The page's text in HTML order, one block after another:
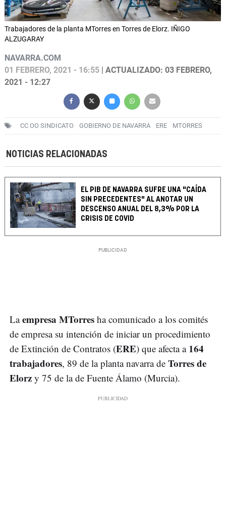
Trabajadores de la planta MTorres en Torres de Elorz. IÑIGO
ALZUGARAY
NAVARRA.COM
01 FEBRERO, 2021 - 16:55 | ACTUALIZADO: 03 FEBRERO,
2021 - 12:27
CC OO SINDICATO GOBIERNO DE NAVARRA ERE MTORRES
NOTICIAS RELACIONADAS
EL PIB DE NAVARRA SUFRE UNA "CAÍDA
SIN PRECEDENTES" AL ANOTAR UN
DESCENSO ANUAL DEL 8,3% POR LA
CRISIS DE COVID
Laempresa MTorres ha comunicado a los comités
de empresa su intención de iniciar un procedimiento
de Extinción de Contratos (ERE) que afecta a 164
trabajadores, 89 de la planta navarra de Torres de
Elorz y 75 de la de Fuente Álamo (Murcia).